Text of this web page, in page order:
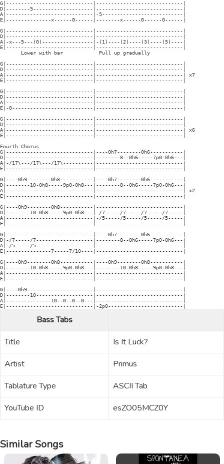
G|-----------------------------|-----------------------------|
D|--------5--------------------|-----------------------------|
A|-----------------------------|-5---------------------------|
E|---------------x------0------|--------x------0------0------|
G|-----------------------------|-----------------------------|
D|-----------------------------|-----------------------------|
A|-x---5---(0)-----------------|-(1)----(2)----(3)----(5)----|
E|-----------------------------|-----------------------------|
       Lower with bar            Pull up gradually
G|-----------------------------|-----------------------------|
D|-----------------------------|-----------------------------|
A|-----------------------------|-----------------------------| x7
E|-----------------------------|-----------------------------|
G|-----------------------------|-----------------------------|
D|-----------------------------|-----------------------------|
A|-----------------------------|-----------------------------|
E|-0---------------------------|-----------------------------|
G|-----------------------------|-----------------------------|
D|-----------------------------|-----------------------------|
A|-----------------------------|-----------------------------| x6
E|-----------------------------|-----------------------------|
Fourth Chorus
G|-----------------------------|----0h7--------0h6-----------|
D|-----------------------------|--------8--0h6-----7p0-0h6---|
A|-/17\---/17\---/17\----------|-----------------------------|
E|-----------------------------|-----------------------------|
G|----0h9--------0h8-----------|----0h7--------0h6-----------|
D|--------10-0h8-----9p0-0h8---|--------8--0h6-----7p0-0h6---|
A|-----------------------------|-----------------------------| x2
E|-----------------------------|-----------------------------|
G|----0h9--------0h8-----------|-----------------------------|
D|--------10-0h8-----9p0-0h8---|-/7-----/7-----/7-----/7-----|
A|-----------------------------|-/5-----/5-----/5-----/5-----|
E|-----------------------------|-----------------------------|
G|-----------------------------|----0h7--------0h6-----------|
D|-/7-----/7-------------------|--------8--0h6-----7p0-0h6---|
A|-/5-----/5-------------------|-----------------------------|
E|---------------7-----7/10----|-----------------------------|
G|----0h9--------0h8-----------|----0h9--------0h8-----------|
D|--------10-0h8-----9p0-0h8---|--------10-0h8-----9p0-0h8---|
A|-----------------------------|-----------------------------|
E|-----------------------------|-----------------------------|
G|----0h9----------------------|-----------------------------|
D|--------10-------------------|-----------------------------|
A|---------------10--0--0--0---|-----------------------------|
Bass Tabs
Title
Is It Luck?
Artist
Primus
Tablature Type
ASCII Tab
YouTube ID
esZO05MCZ0Y
Similar Songs